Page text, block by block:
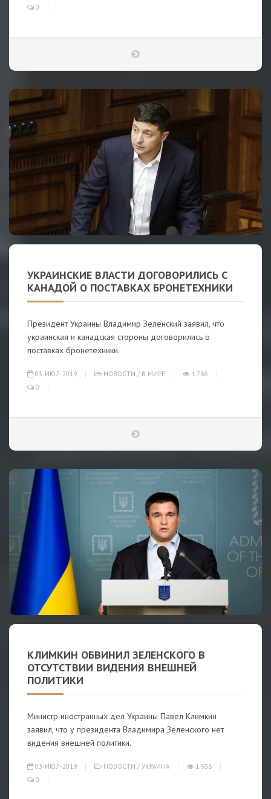
0
УКРАИНСКИЕ ВЛАСТИ ДОГОВОРИЛИСЬ С
КАНАДОЙ О ПОСТАВКАХ БРОНЕТЕХНИКИ
Президент Украины Владимир Зеленский заявил, что
украинская и канадская стороны договорились о
поставках бронетехники.
03-ИЮЛ-2019 НОВОСТИ / В МИРЕ
1 766
0
КЛИМКИН ОБВИНИЛ ЗЕЛЕНСКОГО В
ОТСУТСТВИИ ВИДЕНИЯ ВНЕШНЕЙ
ПОЛИТИКИ
Министр иностранных дел Украины Павел Климкин
заявил, что у президента Владимира Зеленского нет
видения внешней политики.
03-ИЮЛ-2019 НОВОСТИ / УКРАИНА
1 938
0